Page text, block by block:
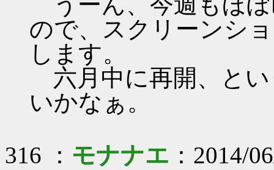
ので、スクリーンシ
します。
六月中に再開、と
いかなぁ。
316 ： モナナエ ：2014/